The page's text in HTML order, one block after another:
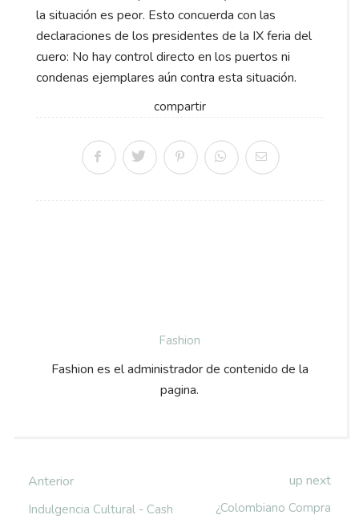
la situación es peor. Esto concuerda con las
declaraciones de los presidentes de la IX feria del
cuero: No hay control directo en los puertos ni
condenas ejemplares aún contra esta situación.
compartir
Fashion
Fashion es el administrador de contenido de la
pagina.
Anterior
Indulgencia Cultural - Cash
up next
¿Colombiano Compra